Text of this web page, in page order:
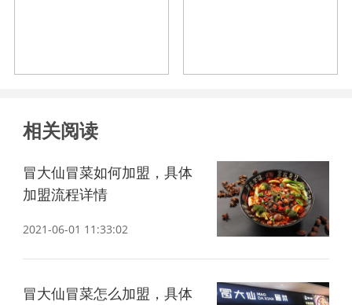
相关阅读
冒大仙冒菜如何加盟，具体
加盟流程详情
2021-06-01 11:33:02
冒大仙冒菜怎么加盟，具体